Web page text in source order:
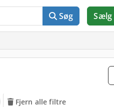
Søg Sælg
Fjern alle filtre